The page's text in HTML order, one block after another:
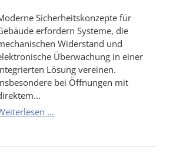
Sicherheitskonzepte für
erfordern Systeme, die
Widerstand und
Überwachung in einer
Lösung vereinen.
bei Öffnungen mit
…
Maximaler